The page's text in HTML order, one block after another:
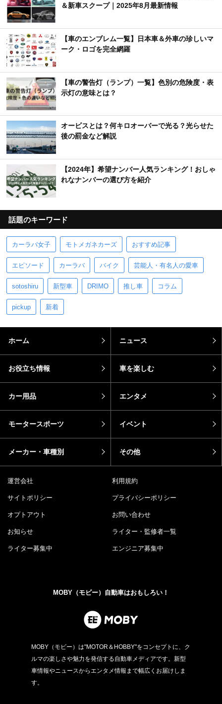
＆新車スクープ｜2025年8月最新情報
【車のエンブレム一覧】日本車＆外車の珍しいマ
ーク・ロゴを完全網羅
【車の警告灯（ランプ）一覧】色別の危険度・表
示灯の意味とは？
オービスとは？何キロオーバーで光る？光らせた
後の罰金など解説
【2024年】希望ナンバー人気ランキング！おしゃ
れなナンバーの選び方を紹介
話題のキーワード
カーラバ女子 モトメガネカーズ おすすめ記事
エピソード カーラバ バイク 芸能人・有名人の愛車
sotoshiru 新型車 DRIMO 推し車 コラム
pickup 新着
ホーム ニュース
お役立ち情報 車を楽しむ
カー用品 エンタメ
モータースポーツ イベント
メーカー・車種別 その他
運営会社 利用規約
サイトポリシー プライバシーポリシー
オプトアウト お問い合わせ
お知らせ ライター・監修者一覧
ライター募集中 エンジニア募集中
MOBY（モビー）自動車はおもしろい！
MOBY（モビー）は"MOTOR＆HOBBY"をコンセプトに、ク
ルマの楽しさや魅力を発信する自動車メディアです。新型
車情報やニュースからエンタメ情報まで幅広くお届けしま
す。